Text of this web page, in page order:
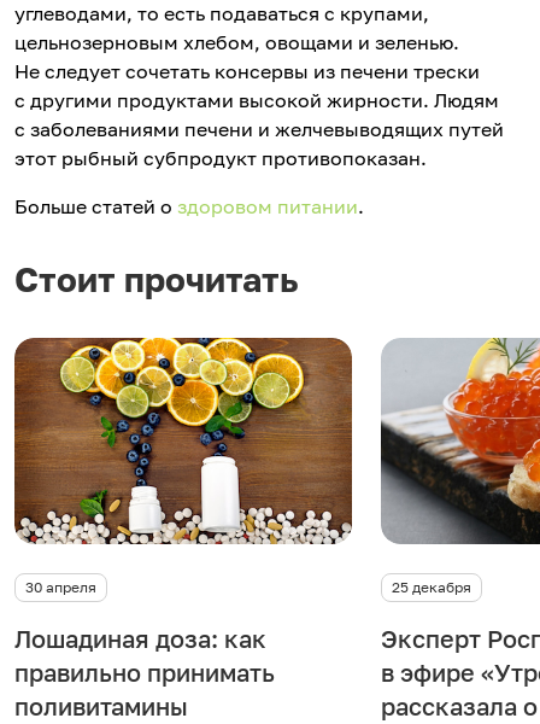
углеводами, то есть подаваться с крупами,
цельнозерновым хлебом, овощами и зеленью.
Не следует сочетать консервы из печени трески
с другими продуктами высокой жирности. Людям
с заболеваниями печени и желчевыводящих путей
этот рыбный субпродукт противопоказан.
Больше статей о здоровом питании.
Стоит прочитать
30 апреля
Лошадиная доза: как
правильно принимать
поливитамины
25 декабря
Эксперт
в эфире
рассказала